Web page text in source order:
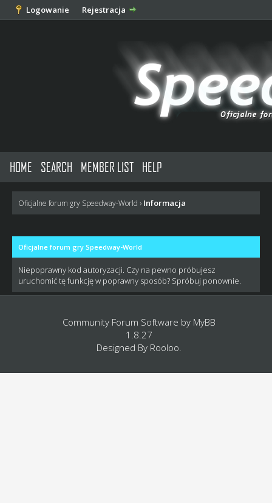
Logowanie Rejestracja
HOME SEARCH MEMBER LIST HELP
Oficjalne forum gry Speedway-World › Informacja
Oficjalne forum gry Speedway-World
Niepoprawny kod autoryzacji. Czy na pewno próbujesz
uruchomić tę funkcję w poprawny sposób? Spróbuj ponownie.
Community Forum Software by MyBB
1.8.27
Designed By Rooloo.